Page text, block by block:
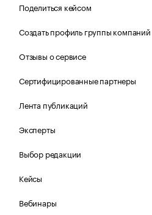
Поделиться кейсом
Создать профиль группы компаний
Отзывы о сервисе
Сертифицированные партнеры
Лента публикаций
Эксперты
Выбор редакции
Кейсы
Вебинары